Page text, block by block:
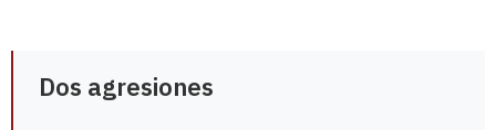
Dos agresiones